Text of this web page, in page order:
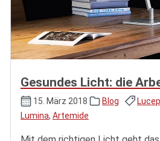
Gesundes Licht: die
15. März 2018 Blog
Lumina, Artemide